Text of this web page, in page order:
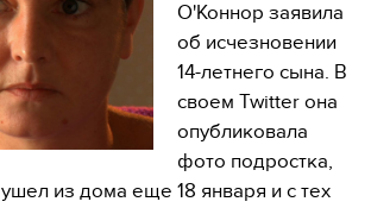
О'Коннор заявила
об исчезновении
14-летнего сына. В
своем Twitter она
опубликовала
фото подростка,
из дома еще 18 января и с тех